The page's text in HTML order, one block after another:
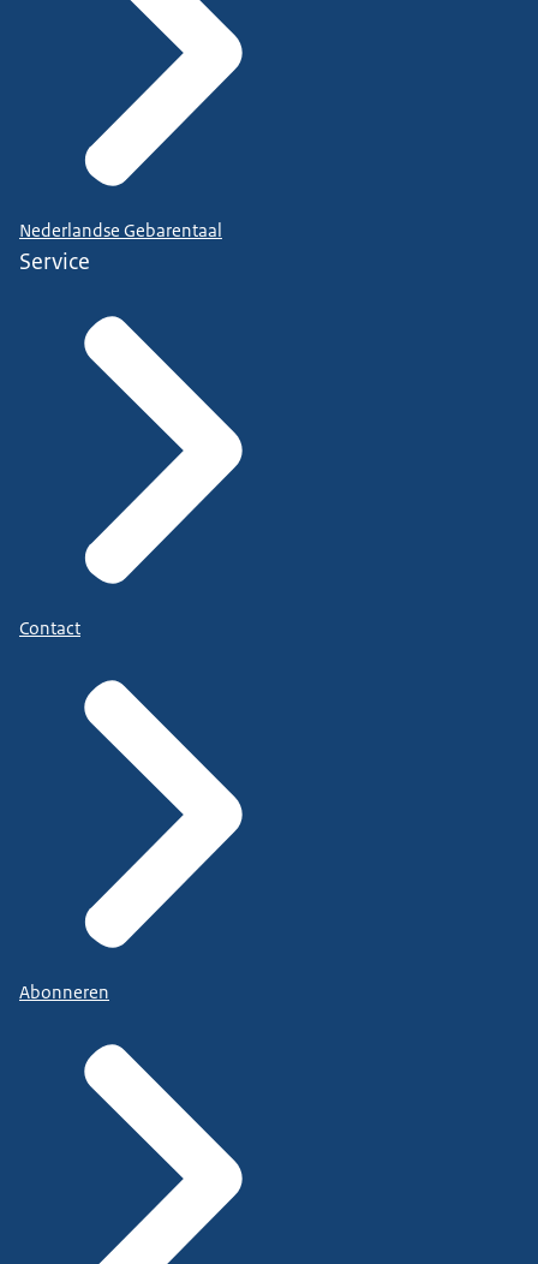
Nederlandse Gebarentaal
Service
Contact
Abonneren